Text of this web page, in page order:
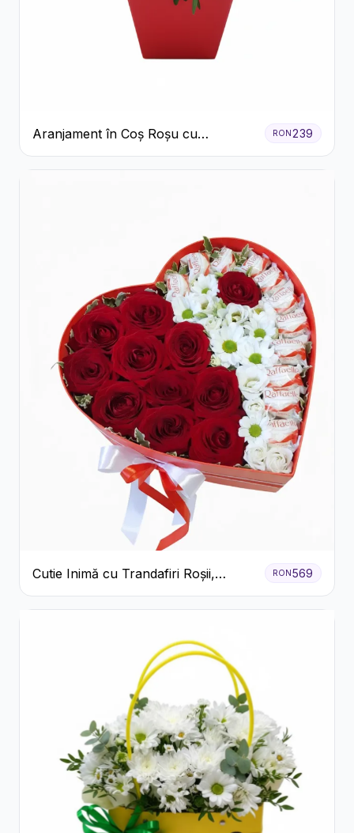
Aranjament în Coș Roșu cu
Trandafiri și Crizanteme Albe
RON239
Cutie Inimă cu Trandafiri Roșii,
Crizanteme Albe și Bomboane
Raffaello
RON569